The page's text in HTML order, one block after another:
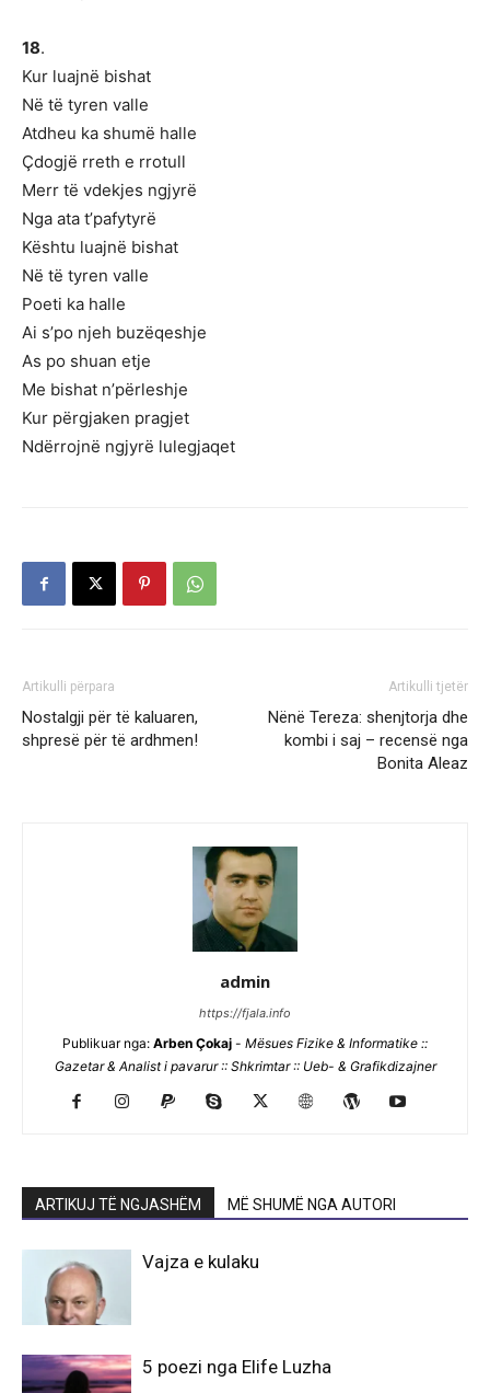
18.
Kur luajnë bishat
Në të tyren valle
Atdheu ka shumë halle
Çdogjë rreth e rrotull
Merr të vdekjes ngjyrë
Nga ata t’pafytyrë
Kështu luajnë bishat
Në të tyren valle
Poeti ka halle
Ai s’po njeh buzëqeshje
As po shuan etje
Me bishat n’përleshje
Kur përgjaken pragjet
Ndërrojnë ngjyrë lulegjaqet
Artikulli përpara
Nostalgji për të kaluaren,
shpresë për të ardhmen!
Artikulli tjetër
Nënë Tereza: shenjtorja dhe
kombi i saj – recensë nga
Bonita Aleaz
admin
https://fjala.info
Publikuar nga: Arben Çokaj - Mësues Fizike & Informatike ::
Gazetar & Analist i pavarur :: Shkrimtar :: Ueb- & Grafikdizajner
ARTIKUJ TË NGJASHËM MË SHUMË NGA AUTORI
Vajza e kulaku
5 poezi nga Elife Luzha